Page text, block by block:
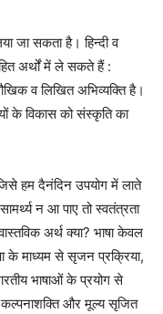
जा सकता है। हिन्दी व
अर्थों में ले सकते हैं :
व लिखित अभिव्यक्ति है।
के विकास को संस्कृति का
हम दैनंदिन उपयोग में लाते
न आ पाए तो स्वतंत्रता
अर्थ क्या? भाषा केवल
के माध्यम से सृजन प्रक्रिया,
भाषाओं के प्रयोग से
और मूल्य सृजित